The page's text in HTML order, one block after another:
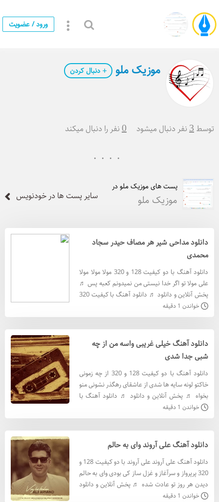
ورود / عضویت
موزیک ملو دنبال کردن
توسط 3 نفر دنبال میشود 0 نفر را دنبال میکند
پست های موزیک ملو در
موزیک ملو سایر پست ها در خودنویس
دانلود مداحی شیر هر مصاف حیدر سجاد
محمدی
دانلود آهنگ با دو کیفیت 128 و 320 مولا مولا مولا
علی مولا تو اگر خدا نیستی من نمیدونم کعبه پس ♬
پخش آنلاین و دانلود ♬ دانلود آهنگ با کيفيت 320
خواندن 1 دقیقه
دانلود آهنگ خیلی غریبی واسه من از چه
شبی جدا شدی
دانلود آهنگ با دو کیفیت 128 و 320 از چه زمونی
خاکتو لونه سایه ها شدی از عاشقای رهگذر نشونی منو
بخواه ♬ پخش آنلاین و دانلود ♬ دانلود آهنگ با
خیلی غ
خواندن 1 دقیقه
دانلود آهنگ علی آروند وای به حالم
دانلود آهنگ علی آروند علی آروند با دو کیفیت 128 و
320 پر‌پر‌واز و‌ سر‌آغاز و ‌غزل ساز کی‌ بودی وای به حالم
دیدن هر روز تو‌ عادت شده ♬ پخش آنلاین و دانلود
♬ دانلود آهنگ علی آروند با کيفيت 320 دان
خواندن 1 دقیقه